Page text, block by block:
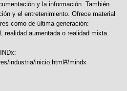
y la información. También
y el entretenimiento. Ofrece material
como de última generación:
realidad aumentada o realidad mixta.
industria/inicio.html#/mindx